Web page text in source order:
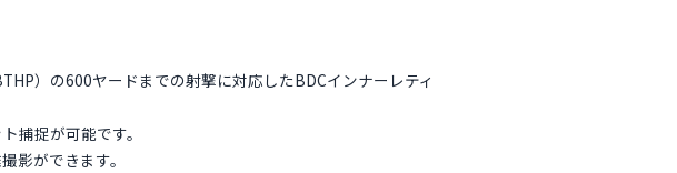
）の600ヤードまでの射撃に対応したBDCインナーレティ
捕捉が可能です。
影ができます。